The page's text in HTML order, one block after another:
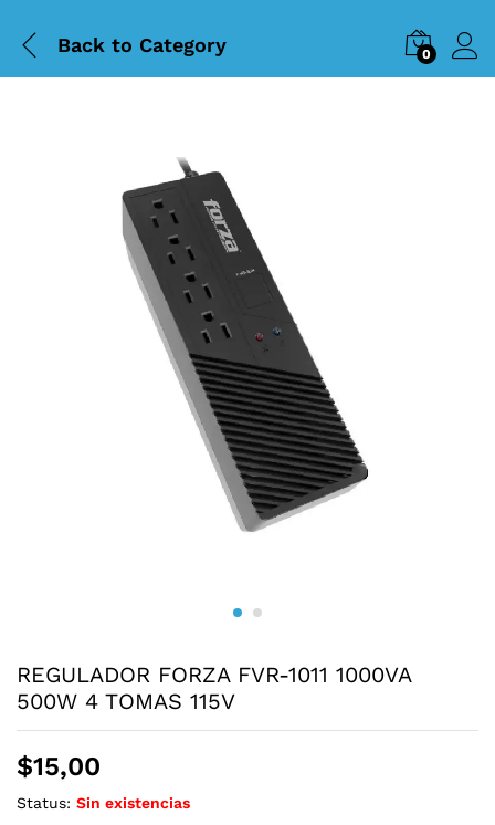
Back to Category 0
REGULADOR FORZA FVR-1011 1000VA
500W 4 TOMAS 115V
$15,00
Status: Sin existencias